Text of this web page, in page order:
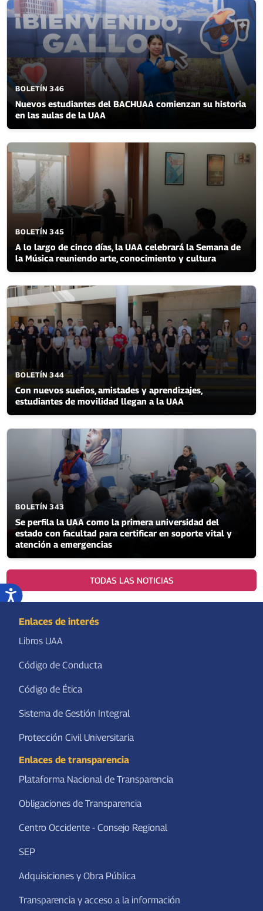
BOLETÍN 346
Nuevos estudiantes del BACHUAA comienzan su historia
en las aulas de la UAA
BOLETÍN 345
A lo largo de cinco días, la UAA celebrará la Semana de
la Música reuniendo arte, conocimiento y cultura
BOLETÍN 344
Con nuevos sueños, amistades y aprendizajes,
estudiantes de movilidad llegan a la UAA
BOLETÍN 343
Se perfila la UAA como la primera universidad del
estado con facultad para certificar en soporte vital y
atención a emergencias
TODAS LAS NOTICIAS
Enlaces de interés
Libros UAA
Código de Conducta
Código de Ética
Sistema de Gestión Integral
Protección Civil Universitaria
Enlaces de transparencia
Plataforma Nacional de Transparencia
Obligaciones de Transparencia
Centro Occidente - Consejo Regional
SEP
Adquisiciones y Obra Pública
Transparencia y acceso a la información